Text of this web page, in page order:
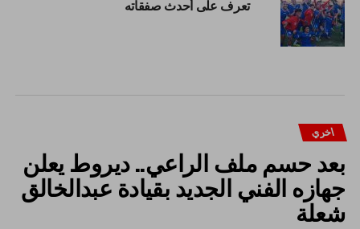
تعرف على أحدث صفقاته
اخري
بعد حسم ملف الراعي.. ديروط يعلن
جهازه الفني الجديد بقيادة عبدالخالق
شعلة